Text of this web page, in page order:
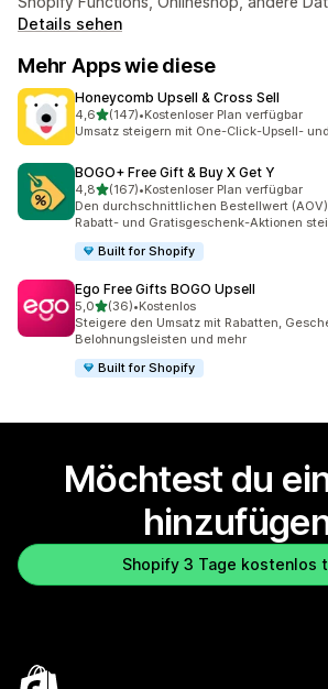
Details sehen
Mehr Apps wie diese
Honeycomb Upsell & Cross Sell
4,6von 5 Sternen
(147)
147 Rezensionen insgesamt
•Kostenloser Plan verfügbar
Umsatz steigern mit One-Click-Upsell-
BOGO+ Free Gift & Buy X Get Y
4,8von 5 Sternen
(167)
167 Rezensionen insgesamt
•Kostenloser Plan verfügbar
Den durchschnittlichen Bestellwert (AOV)
Rabatt- und Gratisgeschenk-Aktionen
Built for Shopify
Ego Free Gifts BOGO Upsell
5,0von 5 Sternen
(36)
36 Rezensionen insgesamt
•Kostenlos
Steigere den Umsatz mit Rabatten,
Belohnungsleisten und mehr
Built for Shopify
Möchtest du
Shopify 3 Tage kostenlos